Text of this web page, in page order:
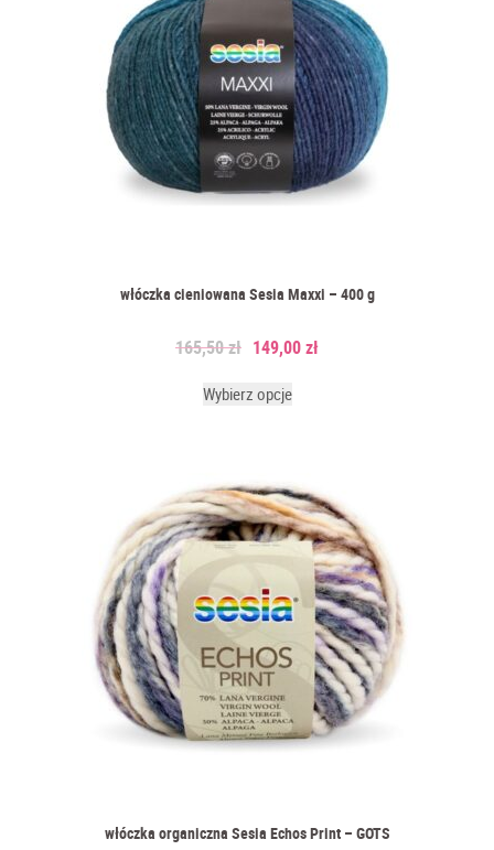
włóczka cieniowana Sesia Maxxi – 400 g
165,50zł 149,00zł
Wybierz opcje
włóczka organiczna Sesia Echos Print – GOTS